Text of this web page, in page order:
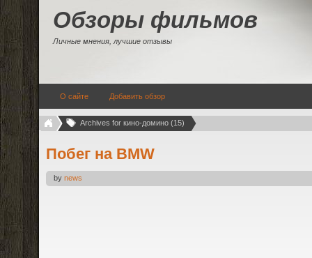
Обзоры фильмов
Личные мнения, лучшие отзывы
О сайте Добавить обзор
Archives for кино-домино (15)
Побег на BMW
by news